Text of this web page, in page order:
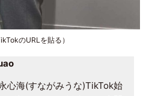
のURLを貼る）
心海(すながみうな)TikTok始